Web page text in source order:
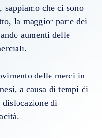
sappiamo che ci sono
la maggior parte dei
aumenti delle
delle merci in
a causa di tempi di
di